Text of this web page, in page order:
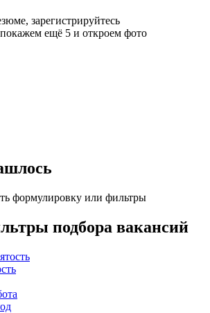
зарегистрируйтесь
ещё 5 и откроем фото
формулировку или фильтры
подбора вакансий